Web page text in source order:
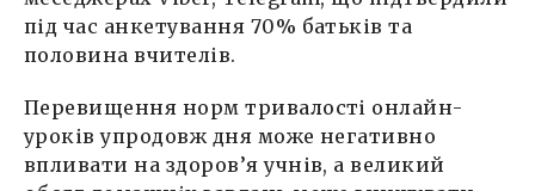
під час анкетування 70% батьків та
половина вчителів.
Перевищення норм тривалості онлайн-
уроків упродовж дня може негативно
впливати на здоров’я учнів, а великий